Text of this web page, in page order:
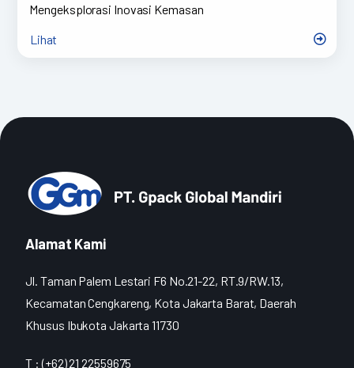
Mengeksplorasi Inovasi Kemasan
Lihat
Alamat Kami
Jl. Taman Palem Lestari F6 No.21-22, RT.9/RW.13,
Kecamatan Cengkareng, Kota Jakarta Barat, Daerah
Khusus Ibukota Jakarta 11730
T : (+62) 21 22559675